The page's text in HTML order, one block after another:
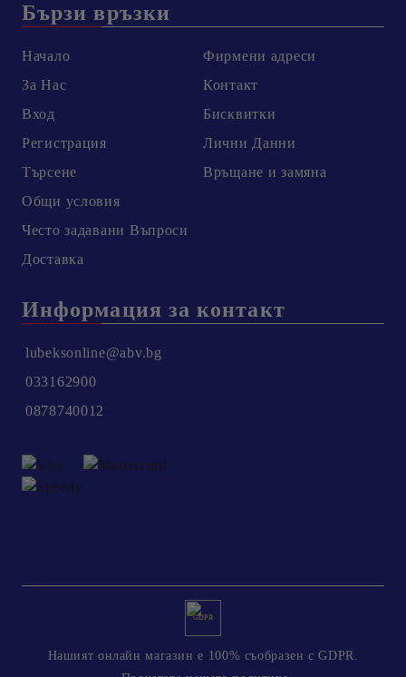
Бързи връзки
Начало
За Нас
Вход
Регистрация
Търсене
Общи условия
Честo задавани Въпроси
Доставка
Фирмени адреси
Контакт
Бисквитки
Лични Данни
Връщане и замяна
Информация за контакт
lubeksonline@abv.bg
033162900
0878740012
GDPR
Нашият онлайн магазин е 100% съобразен с GDPR.